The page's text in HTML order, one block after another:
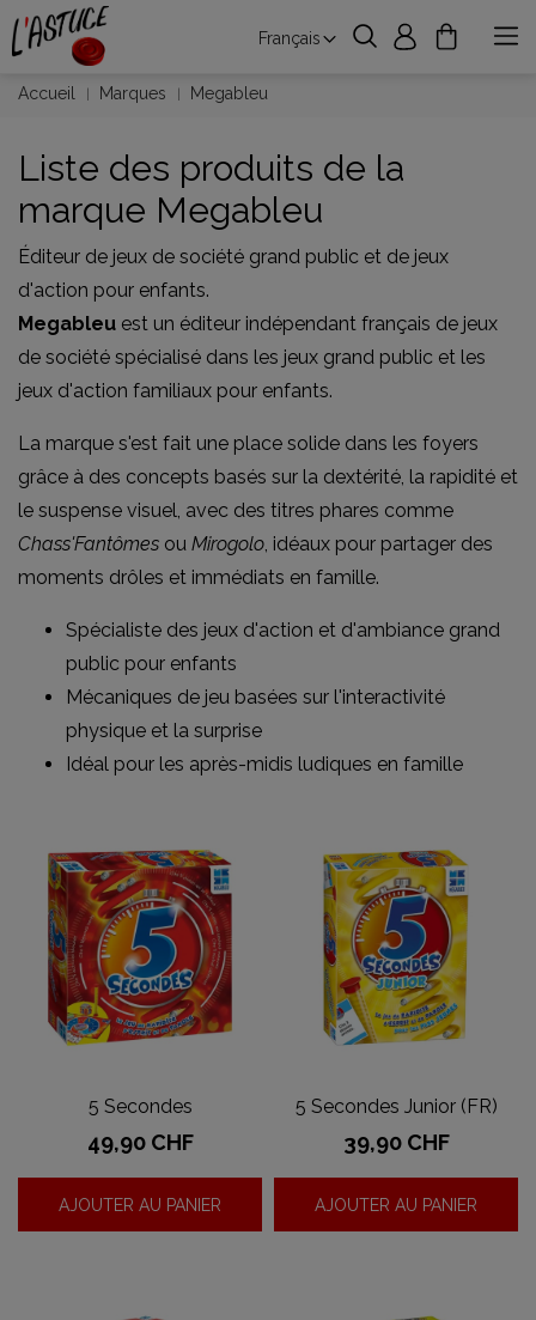
Français
Accueil Marques Megableu
Liste des produits de la
marque Megableu
Éditeur de jeux de société grand public et de jeux
d'action pour enfants.
Megableu est un éditeur indépendant français de jeux
de société spécialisé dans les jeux grand public et les
jeux d'action familiaux pour enfants.
La marque s'est fait une place solide dans les foyers
grâce à des concepts basés sur la dextérité, la rapidité et
le suspense visuel, avec des titres phares comme
Chass'Fantômes ou Mirogolo, idéaux pour partager des
moments drôles et immédiats en famille.
Spécialiste des jeux d'action et d'ambiance grand
public pour enfants
Mécaniques de jeu basées sur l'interactivité
physique et la surprise
Idéal pour les après-midis ludiques en famille
5 Secondes
Prix
49,90 CHF
AJOUTER AU PANIER
5 Secondes Junior (FR)
Prix
39,90 CHF
AJOUTER AU PANIER